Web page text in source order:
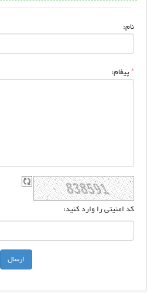
نام:
*پیغام:
کد امنیتی را وارد کنید: